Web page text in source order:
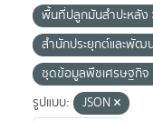
พื้นที่ปลูกมันสำปะหลัง
สำนักประยุกต์และพัฒ
ชุดข้อมูลพืชเศรษฐกิจ
รูปแบบ:
JSON